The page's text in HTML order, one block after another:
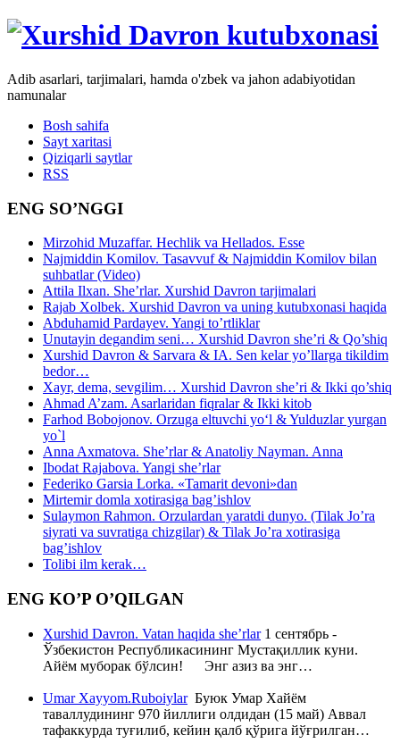
Adib asarlari, tarjimalari, hamda o'zbek va jahon adabiyotidan
namunalar
Bosh sahifa
Sayt xaritasi
Qiziqarli saytlar
RSS
ENG SO’NGGI
Mirzohid Muzaffar. Hechlik va Hellados. Esse
Najmiddin Komilov. Tasavvuf & Najmiddin Komilov bilan
suhbatlar (Video)
Attila Ilxan. She’rlar. Xurshid Davron tarjimalari
Rajab Xolbek. Xurshid Davron va uning kutubxonasi haqida
Abduhamid Pardayev. Yangi to’rtliklar
Unutayin degandim seni… Xurshid Davron she’ri & Qo’shiq
Xurshid Davron & Sarvara & IA. Sen kelar yo’llarga tikildim
bedor…
Xayr, dema, sevgilim… Xurshid Davron she’ri & Ikki qo’shiq
Ahmad A’zam. Asarlaridan fiqralar & Ikki kitob
Farhod Bobojonov. Orzuga eltuvchi yo‘l & Yulduzlar yurgan
yo`l
Anna Axmatova. She’rlar & Anatoliy Nayman. Anna
Ibodat Rajabova. Yangi she’rlar
Federiko Garsia Lorka. «Tamarit devoni»dan
Mirtemir domla xotirasiga bag’ishlov
Sulaymon Rahmon. Orzulardan yaratdi dunyo. (Tilak Jo’ra
siyrati va suvratiga chizgilar) & Tilak Jo’ra xotirasiga
bag’ishlov
Tolibi ilm kerak…
ENG KO’P O’QILGAN
Xurshid Davron. Vatan haqida she’rlar1 сентябрь -
Ўзбекистон Республикасининг Мустақиллик куни.
Айём муборак бўлсин! Энг азиз ва энг…
Umar Xayyom.RuboiylarБуюк Умар Хайём
таваллудининг 970 йиллиги олдидан (15 май) Аввал
тафаккурда туғилиб, кейин қалб қўрига йўғрилган…